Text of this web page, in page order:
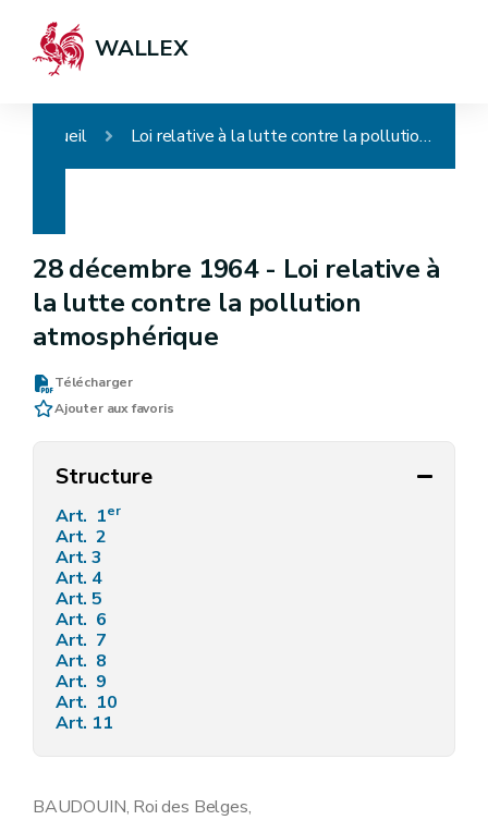
WALLEX
Accueil Loi relative à la lutte contre la pollution atmosphérique
28 décembre 1964 - Loi relative à
la lutte contre la pollution
atmosphérique
Télécharger
Ajouter aux favoris
Structure
Art. 1er
Art. 2
Art. 3
Art. 4
Art. 5
Art. 6
Art. 7
Art. 8
Art. 9
Art. 10
Art. 11
BAUDOUIN, Roi des Belges,